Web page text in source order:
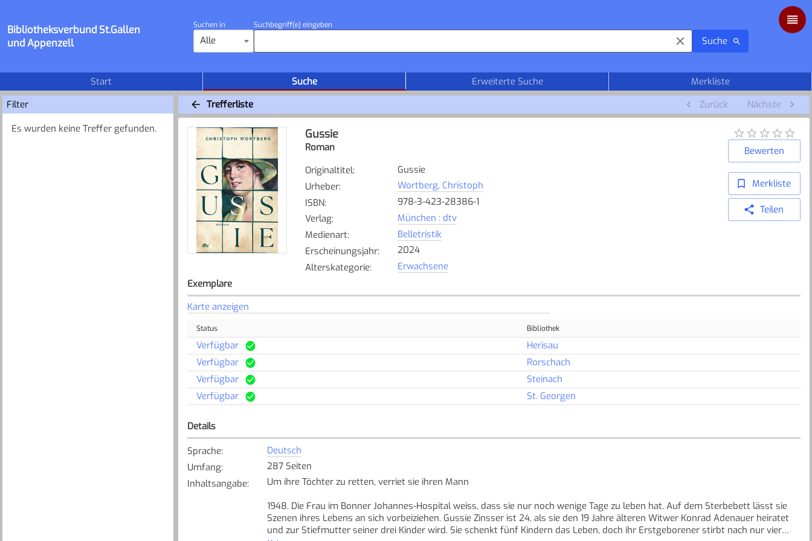
Bibliotheksverbund St.Gallen
und Appenzell
Suchen in
Alle
Suchbegriff(e) eingeben
Suche
Start Suche Erweiterte Suche
Merkliste
Filter
Es wurden keine Treffer gefunden.
Trefferliste Zurück Nächste
Gussie
Roman
Originaltitel:
Gussie
Urheber:
Wortberg, Christoph
ISBN:
978-3-423-28386-1
Verlag:
München : dtv
Medienart:
Belletristik
Erscheinungsjahr:
2024
Alterskategorie: Erwachsene
Bewerten
Merkliste
Teilen
Exemplare
Karte anzeigen
Status Bibliothek
Verfügbar
Herisau
Verfügbar
Rorschach
Verfügbar
Steinach
Verfügbar
St. Georgen
Details
Sprache:
Deutsch
Umfang:
287 Seiten
Inhaltsangabe:
Um ihre Töchter zu retten, verriet sie ihren Mann
1948. Die Frau im Bonner Johannes-Hospital weiss, dass sie nur noch wenige Tage zu leben hat. Auf dem Sterbebett lässt sie
Szenen ihres Lebens an sich vorbeiziehen. Gussie Zinsser ist 24, als sie den 19 Jahre älteren Witwer Konrad Adenauer heiratet
und zur Stiefmutter seiner drei Kinder wird. Sie schenkt fünf Kindern das Leben, doch ihr Erstgeborener stirbt nach nur vier